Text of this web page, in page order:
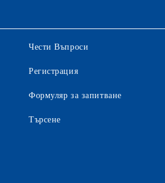
Чести Въпроси
Регистрация
Формуляр за запитване
Търсене